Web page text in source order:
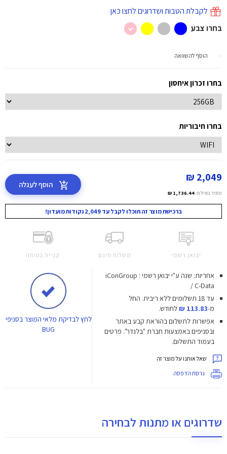
לקבלת הטבות ושדרוגים לחצו כאן
בחרו צבע
הוסף להשוואה
בחרו זכרון איחסון
בחרו חיבוריות
2,049 ₪
מחיר באילת: 1,736.44 ₪
הוסף לעגלה
ברכישת מוצר זה תוכלו לקבל עד 2,049 נקודות מועדון!
יבואן רשמי משלוח חינם קנייה בטוחה
אחריות: שנה ע"י יבואן רשמי : iConGroup
/ C-Data
עד 18 תשלומים ללא ריבית.
החל
מ-113.83 ₪
לחודש.
אפשרות לתשלום בהוראת קבע באתר
ובסניפים באמצעות חברת "בלנדר". פרטים
בעמוד התשלום.
שאל אותנו על מוצר זה
גרסת הדפסה
לחץלבדיקת מלאי המוצר בסניפי
BUG
שדרוגים או מתנות לבחירה